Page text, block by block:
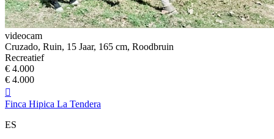
videocam
Cruzado, Ruin, 15 Jaar, 165 cm, Roodbruin
Recreatief
€ 4.000
€ 4.000

Finca Hipica La Tendera
ES